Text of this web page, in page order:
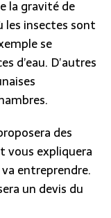
la gravité de
les insectes sont
se
d’eau. D’autres
des
vous expliquera
entreprendre.
un devis du